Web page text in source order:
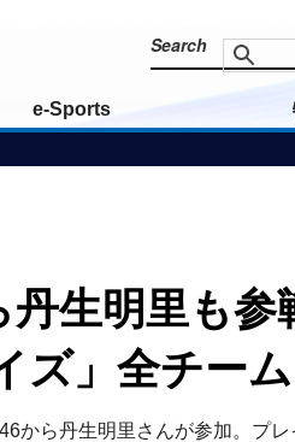
e-Sports
生明里も参
ズ」全チー
ら丹生明里さんが参加。プレ